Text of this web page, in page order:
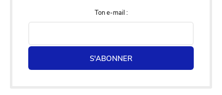
Ton e-mail :
S'ABONNER